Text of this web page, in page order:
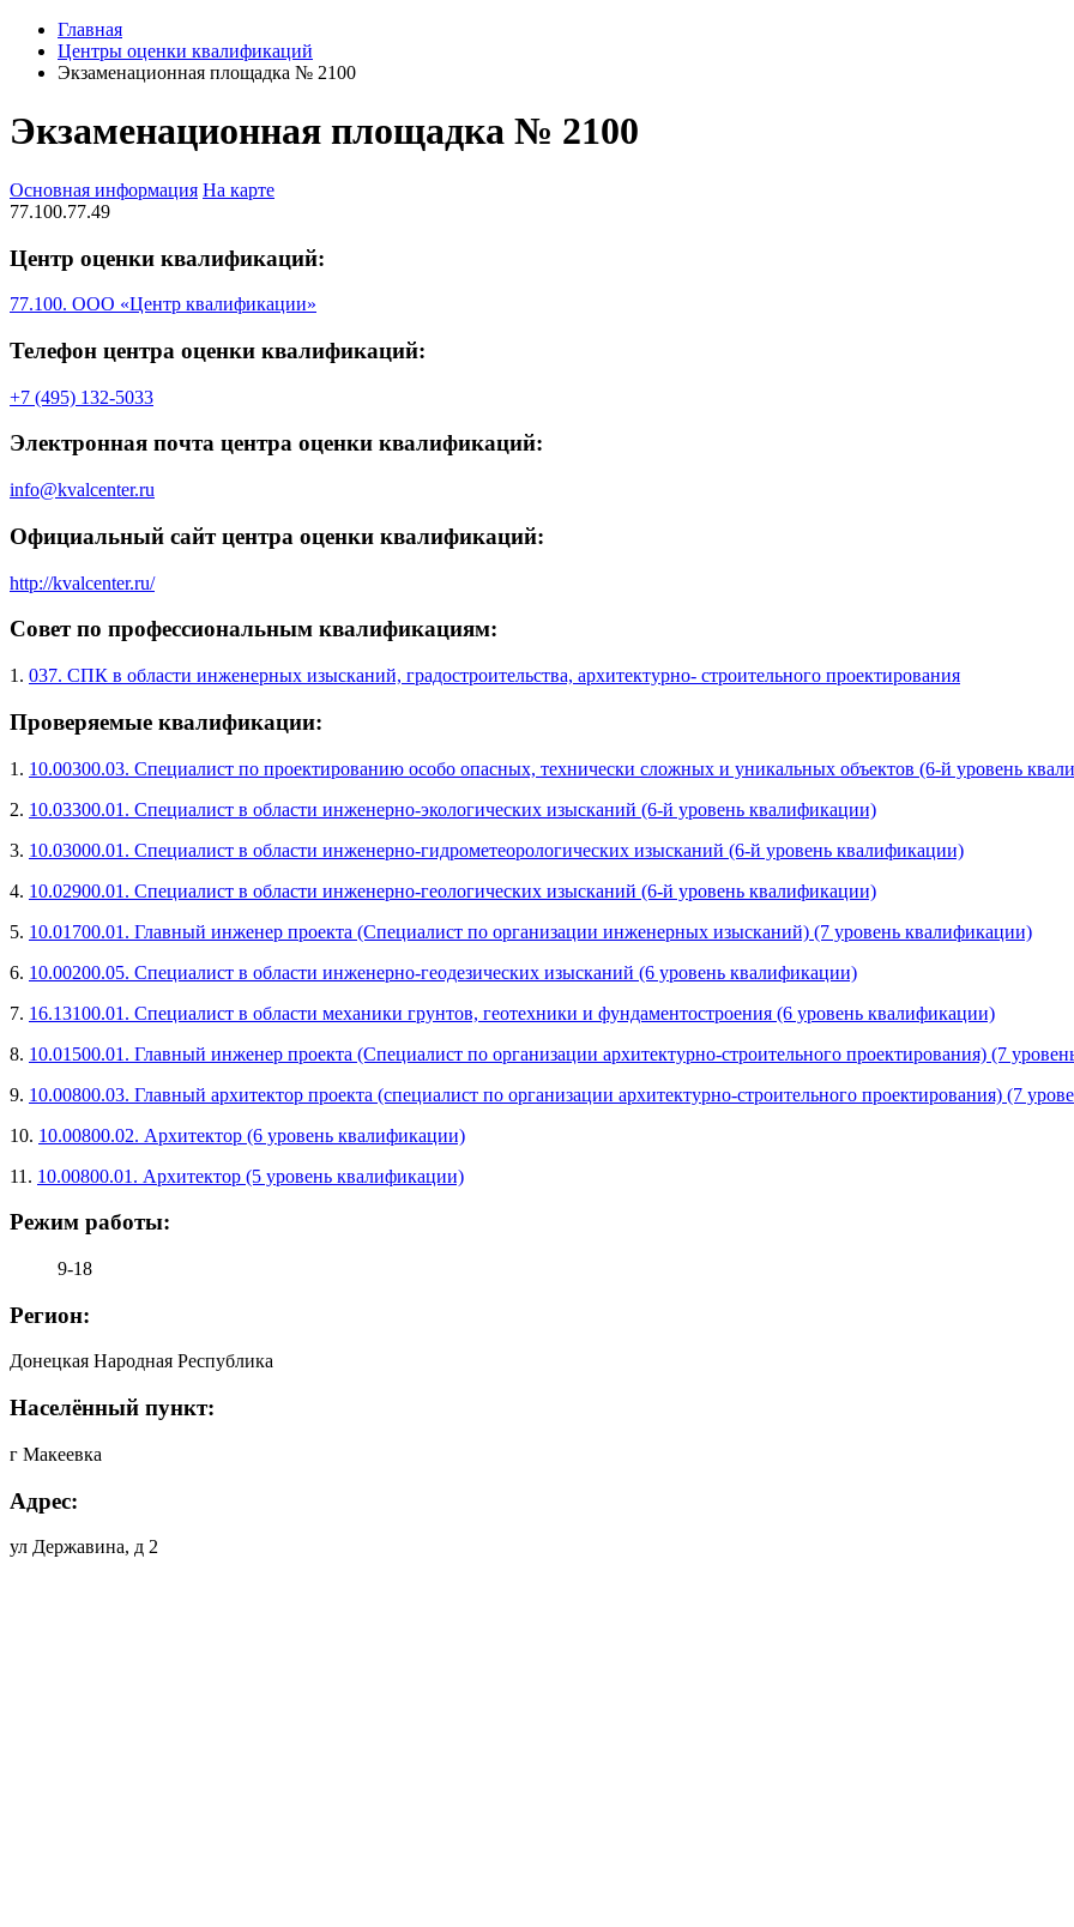
Главная
Центры оценки квалификаций
Экзаменационная площадка № 2100
Экзаменационная площадка № 2100
Основная информация На карте
77.100.77.49
Центр оценки квалификаций:
77.100. ООО «Центр квалификации»
Телефон центра оценки квалификаций:
+7 (495) 132-5033
Электронная почта центра оценки квалификаций:
info@kvalcenter.ru
Официальный сайт центра оценки квалификаций:
http://kvalcenter.ru/
Совет по профессиональным квалификациям:
1. 037. СПК в области инженерных изысканий, градостроительства, архитектурно- строительного проектирования
Проверяемые квалификации:
1. 10.00300.03. Специалист по проектированию особо опасных, технически сложных и уникальных объектов (6-й уровень
2. 10.03300.01. Специалист в области инженерно-экологических изысканий (6-й уровень квалификации)
3. 10.03000.01. Специалист в области инженерно-гидрометеорологических изысканий (6-й уровень квалификации)
4. 10.02900.01. Специалист в области инженерно-геологических изысканий (6-й уровень квалификации)
5. 10.01700.01. Главный инженер проекта (Специалист по организации инженерных изысканий) (7 уровень квалификации)
6. 10.00200.05. Специалист в области инженерно-геодезических изысканий (6 уровень квалификации)
7. 16.13100.01. Специалист в области механики грунтов, геотехники и фундаментостроения (6 уровень квалификации)
8. 10.01500.01. Главный инженер проекта (Специалист по организации архитектурно-строительного проектирования) (7
9. 10.00800.03. Главный архитектор проекта (специалист по организации архитектурно-строительного проектирования) (7
10. 10.00800.02. Архитектор (6 уровень квалификации)
11. 10.00800.01. Архитектор (5 уровень квалификации)
Режим работы:
9-18
Регион:
Донецкая Народная Республика
Населённый пункт:
г Макеевка
Адрес:
ул Державина, д 2